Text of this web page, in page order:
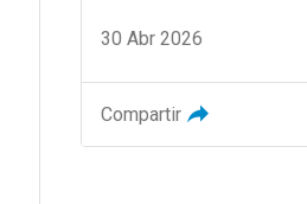
30 Abr 2026
Compartir